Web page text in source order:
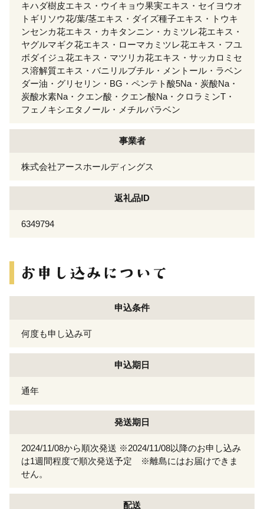
キハダ樹皮エキス・ウイキョウ果実エキス・セイヨウオ
トギリソウ花/葉/茎エキス・ダイズ種子エキス・トウキ
ンセンカ花エキス・カキタンニン・カミツレ花エキス・
ヤグルマギク花エキス・ローマカミツレ花エキス・フユ
ボダイジュ花エキス・マツリカ花エキス・サッカロミセ
ス溶解質エキス・バニリルブチル・メントール・ラベン
ダー油・グリセリン・BG・ペンテト酸5Na・炭酸Na・
炭酸水素Na・クエン酸・クエン酸Na・クロラミンT・
フェノキシエタノール・メチルパラベン
事業者
株式会社アースホールディングス
返礼品ID
6349794
申込条件
何度も申し込み可
申込期日
通年
発送期日
2024/11/08から順次発送 ※2024/11/08以降のお申し込み
は1週間程度で順次発送予定 ※離島にはお届けできま
せん。
配送